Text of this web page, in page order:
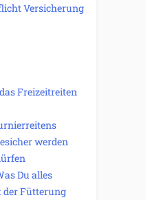
Versicherung
Freizeitreiten
werden
Du alles
der Fütterung